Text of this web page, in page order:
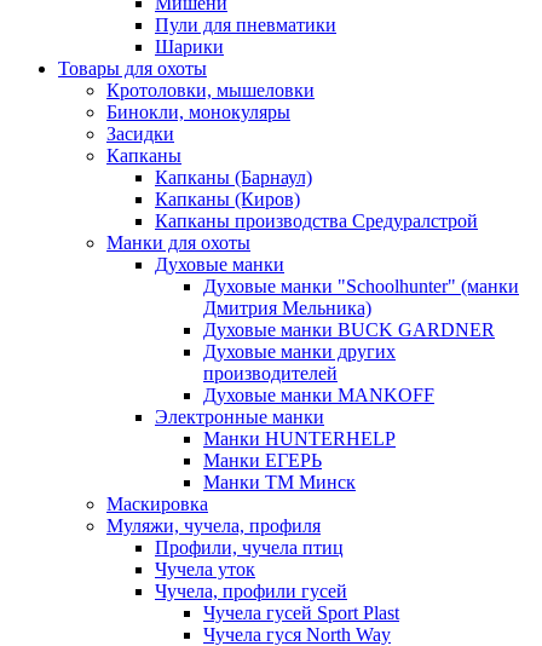
Пули для пневматики
Шарики
Товары для охоты
Кротоловки, мышеловки
Бинокли, монокуляры
Засидки
Капканы
Капканы (Барнаул)
Капканы (Киров)
Капканы производства Средуралстрой
Манки для охоты
Духовые манки
Духовые манки "Schoolhunter" (манки
Дмитрия Мельника)
Духовые манки BUCK GARDNER
Духовые манки других
производителей
Духовые манки MANKOFF
Электронные манки
Манки HUNTERHELP
Манки ЕГЕРЬ
Манки ТМ Минск
Маскировка
Муляжи, чучела, профиля
Профили, чучела птиц
Чучела уток
Чучела, профили гусей
Чучела гусей Sport Plast
Чучела гуся North Way